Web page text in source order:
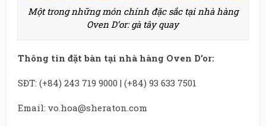
Một trong những món chính đặc sắc tại nhà hàng
Oven D’or: gà tây quay
Thông tin đặt bàn tại nhà hàng Oven D’or:
SĐT: (+84) 243 719 9000 | (+84) 93 633 7501
Email: vo.hoa@sheraton.com